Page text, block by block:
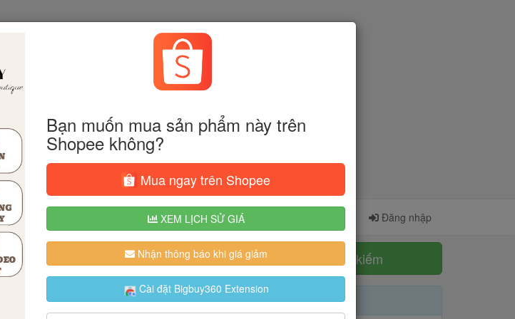
Cài đặt Extension Đăng nhập
Tìm kiếm
Bạn muốn mua sản phẩm này trên
Shopee không?
Mua ngay trên Shopee
XEM LỊCH SỬ GIÁ
Nhận thông báo khi giá giảm
Cài đặt Bigbuy360 Extension